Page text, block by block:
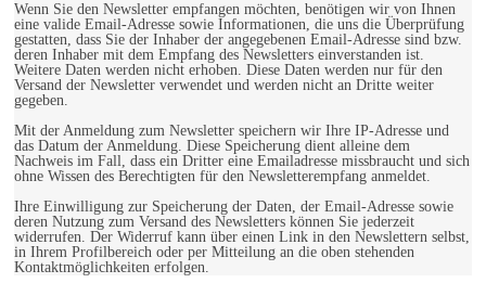
Wenn Sie den Newsletter empfangen möchten, benötigen wir von Ihnen
eine valide Email-Adresse sowie Informationen, die uns die Überprüfung
gestatten, dass Sie der Inhaber der angegebenen Email-Adresse sind bzw.
deren Inhaber mit dem Empfang des Newsletters einverstanden ist.
Weitere Daten werden nicht erhoben. Diese Daten werden nur für den
Versand der Newsletter verwendet und werden nicht an Dritte weiter
gegeben.
Mit der Anmeldung zum Newsletter speichern wir Ihre IP-Adresse und
das Datum der Anmeldung. Diese Speicherung dient alleine dem
Nachweis im Fall, dass ein Dritter eine Emailadresse missbraucht und sich
ohne Wissen des Berechtigten für den Newsletterempfang anmeldet.
Ihre Einwilligung zur Speicherung der Daten, der Email-Adresse sowie
deren Nutzung zum Versand des Newsletters können Sie jederzeit
widerrufen. Der Widerruf kann über einen Link in den Newslettern selbst,
in Ihrem Profilbereich oder per Mitteilung an die oben stehenden
Kontaktmöglichkeiten erfolgen.